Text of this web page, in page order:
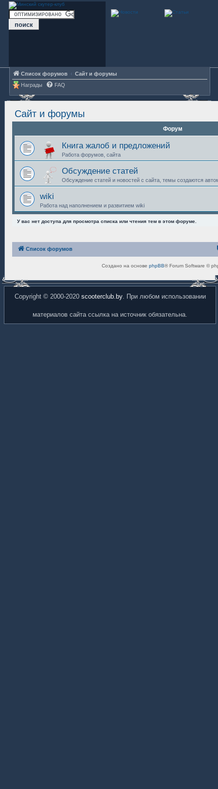
Список форумов
Сайт и форумы
Награды
FAQ
Сайт и форумы
Форум
Книга жалоб и предложений
Работа форумов, сайта
Обсуждение статей
Обсуждение статей и новостей с сайта, темы создаются
wiki
Работа над наполнением и развитием wiki
У вас нет доступа для просмотра списка или чтения тем в этом форуме.
Список форумов
Создано на основе phpBB® Forum Software ©
Copyright © 2000-2020 scooterclub.by. При любом использовании
материалов сайта ссылка на источник обязательна.